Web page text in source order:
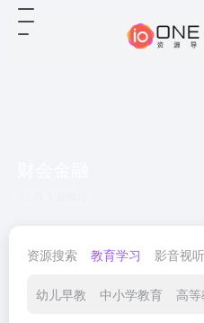
资源搜索 教育学习 影音视听
幼儿早教 中小学教育 高